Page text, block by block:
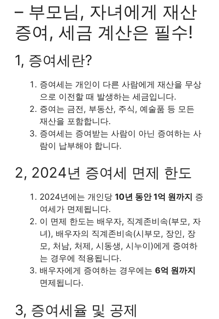
– 부모님, 자녀에게 재산
증여, 세금 계산은 필수!
1, 증여세란?
증여세는 개인이 다른 사람에게 재산을 무상
으로 이전할 때 발생하는 세금입니다.
증여는 금전, 부동산, 주식, 예술품 등 모든
재산을 포함합니다.
증여세는 증여받는 사람이 아닌 증여하는 사
람이 납부해야 합니다.
2, 2024년 증여세 면제 한도
2024년에는 개인당 10년 동안 1억 원까지 증
여세가 면제됩니다.
이 면제 한도는 배우자, 직계존비속(부모, 자
녀), 배우자의 직계존비속(시부모, 장인, 장
모, 처남, 처제, 시동생, 시누이)에게 증여하
는 경우에 적용됩니다.
배우자에게 증여하는 경우에는 6억 원까지
면제됩니다.
3, 증여세율 및 공제